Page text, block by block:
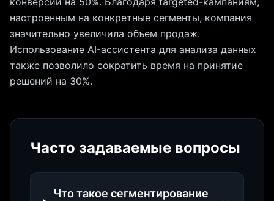
настроенным на конкретные сегменты, компания
значительно увеличила объем продаж.
Использование AI-ассистента для анализа данных
также позволило сократить время на принятие
решений на 30%.
Часто задаваемые вопросы
Что такое сегментирование